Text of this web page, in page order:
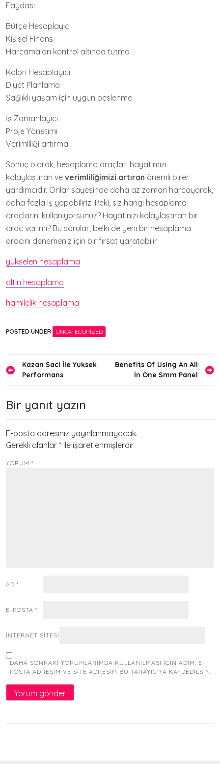
Faydası
Bütçe Hesaplayıcı
Kişisel Finans
Harcamaları kontrol altında tutma
Kalori Hesaplayıcı
Diyet Planlama
Sağlıklı yaşam için uygun beslenme
İş Zamanlayıcı
Proje Yönetimi
Verimliliği artırma
Sonuç olarak, hesaplama araçları hayatımızı
kolaylaştıran ve verimliliğimizi artıran önemli birer
yardımcıdır. Onlar sayesinde daha az zaman harcayarak,
daha fazla iş yapabiliriz. Peki, siz hangi hesaplama
araçlarını kullanıyorsunuz? Hayatınızı kolaylaştıran bir
araç var mı? Bu sorular, belki de yeni bir hesaplama
aracını denemeniz için bir fırsat yaratabilir.
yükselen hesaplama
altın hesaplama
hamilelik hesaplama
POSTED UNDER UNCATEGORIZED
Yazı
gezinmesi
Kazan Saci İle Yuksek
Performans
Benefits Of Using An All
İn One Smm Panel
Bir yanıt yazın
E-posta adresiniz yayınlanmayacak.
Gerekli alanlar * ile işaretlenmişlerdir
YORUM *
AD *
E-POSTA *
İNTERNET SITESI
DAHA SONRAKI YORUMLARIMDA KULLANILMASI IÇIN ADIM, E-
POSTA ADRESIM VE SITE ADRESIM BU TARAYICIYA KAYDEDILSIN.